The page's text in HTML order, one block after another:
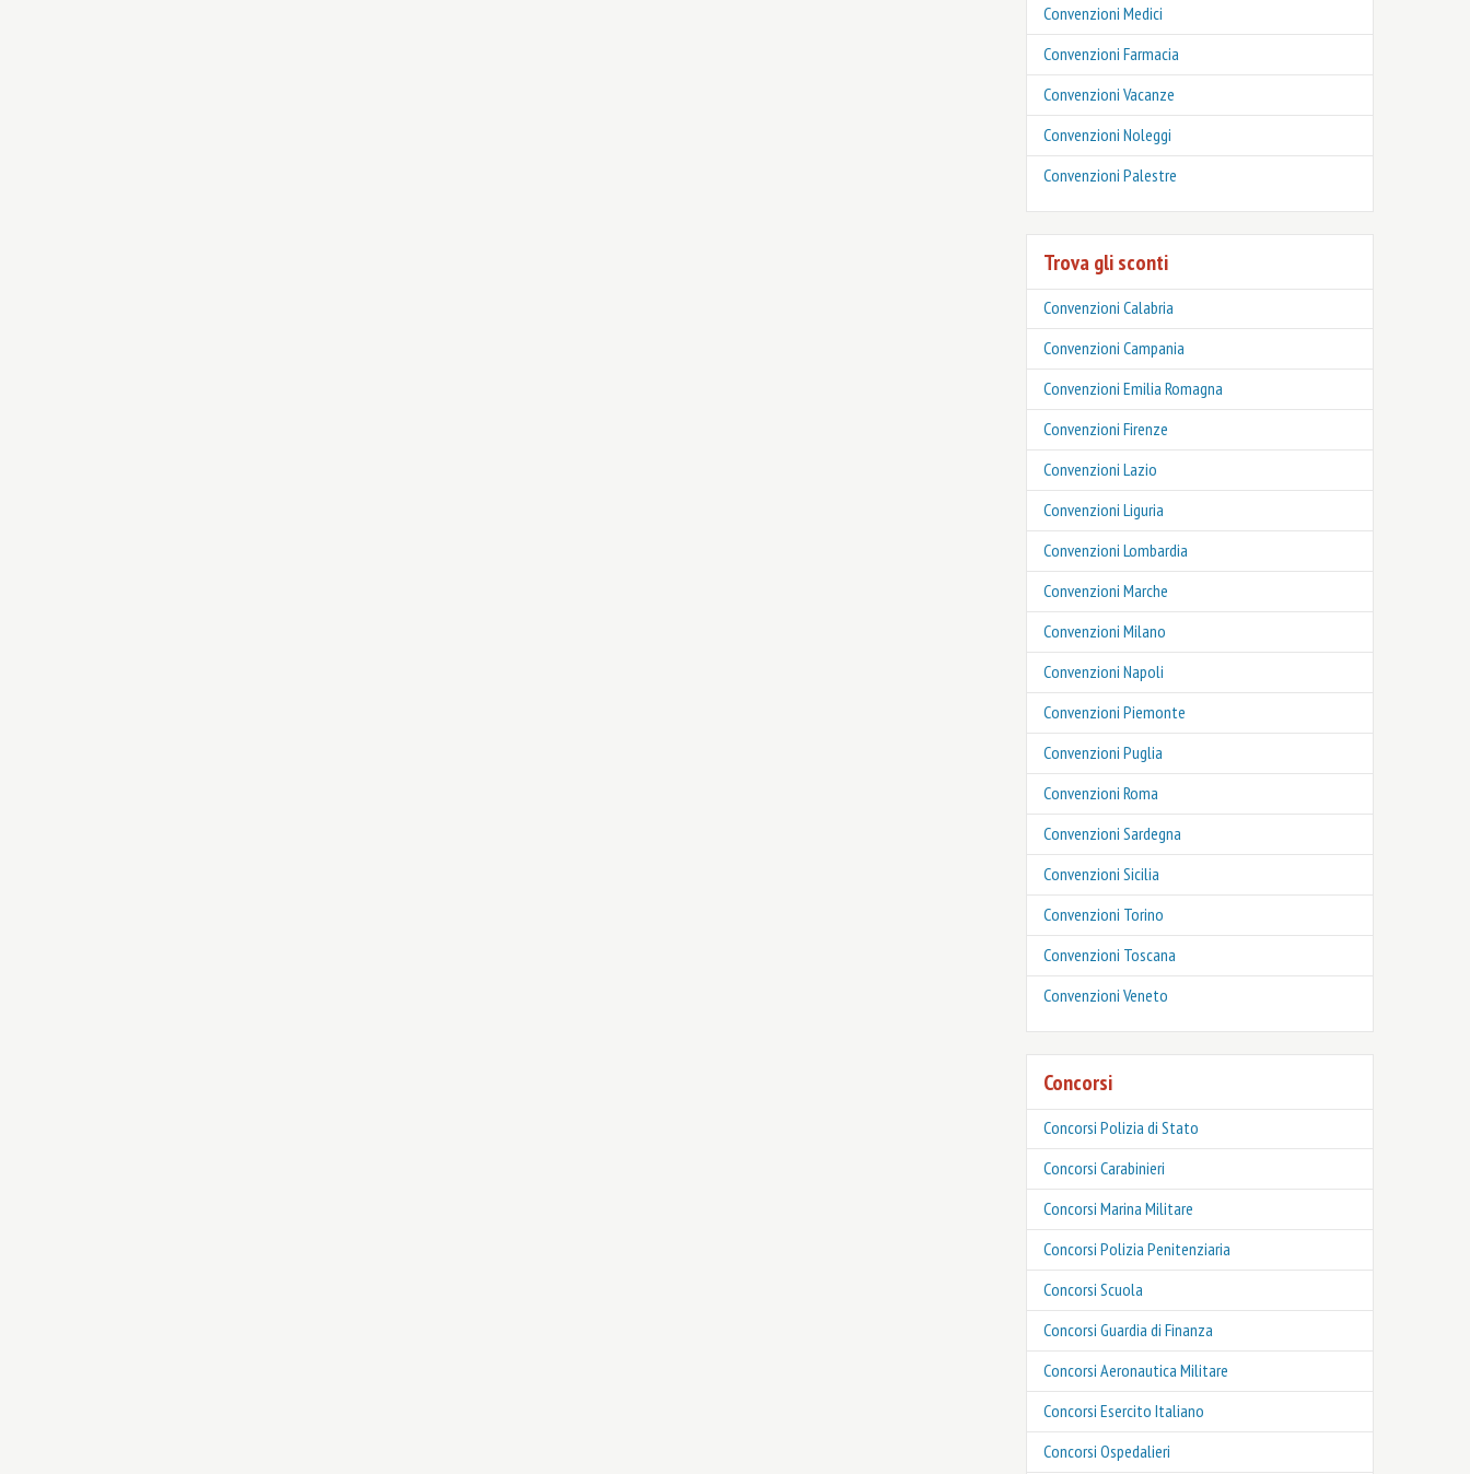
Convenzioni Medici
Convenzioni Farmacia
Convenzioni Vacanze
Convenzioni Noleggi
Convenzioni Palestre
Trova gli sconti
Convenzioni Calabria
Convenzioni Campania
Convenzioni Emilia Romagna
Convenzioni Firenze
Convenzioni Lazio
Convenzioni Liguria
Convenzioni Lombardia
Convenzioni Marche
Convenzioni Milano
Convenzioni Napoli
Convenzioni Piemonte
Convenzioni Puglia
Convenzioni Roma
Convenzioni Sardegna
Convenzioni Sicilia
Convenzioni Torino
Convenzioni Toscana
Convenzioni Veneto
Concorsi
Concorsi Polizia di Stato
Concorsi Carabinieri
Concorsi Marina Militare
Concorsi Polizia Penitenziaria
Concorsi Scuola
Concorsi Guardia di Finanza
Concorsi Aeronautica Militare
Concorsi Esercito Italiano
Concorsi Ospedalieri